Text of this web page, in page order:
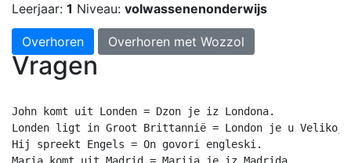
Leerjaar: 1 Niveau: volwassenenonderwijs
Overhoren Overhoren met Wozzol
Vragen
John komt uit Londen = Dzon je iz Londona.
Londen ligt in Groot Brittannië = London je u
Hij spreekt Engels = On govori engleski.
Maria komt uit Madrid = Marija je iz Madrida.